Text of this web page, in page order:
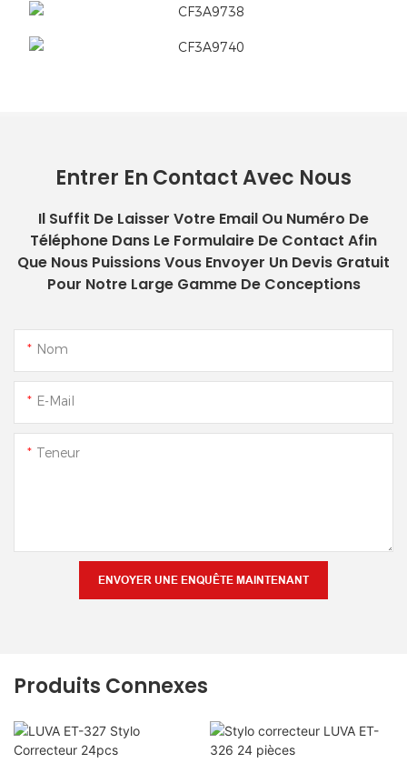
Entrer En Contact Avec Nous
Il Suffit De Laisser Votre Email Ou Numéro De
Téléphone Dans Le Formulaire De Contact Afin
Que Nous Puissions Vous Envoyer Un Devis Gratuit
Pour Notre Large Gamme De Conceptions
Nom
E-Mail
Teneur
ENVOYER UNE ENQUÊTE MAINTENANT
Produits Connexes